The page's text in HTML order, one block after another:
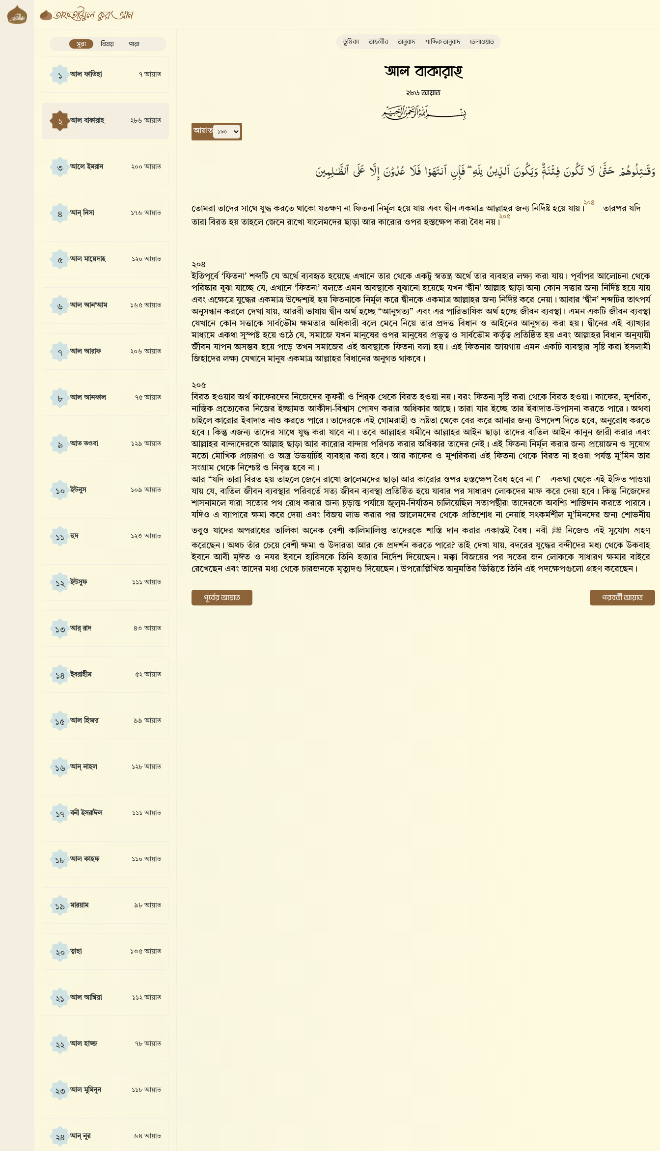
সূরা বিষয় পারা
১ আল ফাতিহা ৭ আয়াত
২ আল বাকারাহ ২৮৬ আয়াত
৩ আলে ইমরান ২০০ আয়াত
৪ আন্ নিসা ১৭৬ আয়াত
৫ আল মায়েদাহ ১২০ আয়াত
৬ আল আন'আম ১৬৫ আয়াত
৭ আল আরাফ ২০৬ আয়াত
৮ আল আনফাল ৭৫ আয়াত
৯ আত তওবা ১২৯ আয়াত
১০ ইউনুস ১০৯ আয়াত
১১ হুদ ১২৩ আয়াত
১২ ইউসুফ ১১১ আয়াত
১৩ আর্ রাদ ৪৩ আয়াত
১৪ ইবরাহীম ৫২ আয়াত
১৫ আল হিজর ৯৯ আয়াত
১৬ আন্ নাহল ১২৮ আয়াত
১৭ বনী ইসরাঈল ১১১ আয়াত
১৮ আল কাহফ ১১০ আয়াত
১৯ মারয়াম ৯৮ আয়াত
২০ ত্বাহা ১৩৫ আয়াত
২১ আল আম্বিয়া ১১২ আয়াত
২২ আল হাজ্জ ৭৮ আয়াত
২৩ আল মুমিনূন ১১৮ আয়াত
২৪ আন্ নূর ৬৪ আয়াত
ভূমিকা তাফসীর অনুবাদ শাব্দিক অনুবাদ তেলাওয়াত
আল বাকারাহ
২৮৬ আয়াত
আয়াত
وَقَـٰتِلُوهُمْ حَتَّىٰ لَا تَكُونَ فِتْنَةٌۭ وَيَكُونَ ٱلدِّينُ لِلَّهِ ۖ فَإِنِ ٱنتَهَوْا۟ فَلَا عُدْوَٰنَ إِلَّا عَلَى ٱلظَّـٰلِمِينَ
তোমরা তাদের সাথে যুদ্ধ করতে থাকো যতক্ষণ না ফিতনা নির্মূল হয়ে যায় এবং দ্বীন একমাত্র আল্লাহ‌র জন্য নির্দিষ্ট হয়ে যায়।
২০৪
তারপর যদি
তারা বিরত হয় তাহলে জেনে রাখো যালেমদের ছাড়া আর কারোর ওপর হস্তক্ষেপ করা বৈধ নয়।
২০৫
২০৪
ইতিপূর্বে ‘ফিতনা’ শব্দটি যে অর্থে ব্যবহৃত হয়েছে এখানে তার থেকে একটু স্বতন্ত্র অর্থে তার ব্যবহার লক্ষ্য করা যায়। পূর্বাপর আলোচনা থেকে
পরিষ্কার বুঝা যাচ্ছে যে, এখানে ‘ফিতনা’ বলতে এমন অবস্থাকে বুঝানো হয়েছে যখন ‘দ্বীন’ আল্লাহ‌ ছাড়া অন্য কোন সত্তার জন্য নির্দিষ্ট হয়ে যায়
এবং এক্ষেত্রে যুদ্ধের একমাত্র উদ্দেশ্যই হয় ফিতনাকে নির্মূল করে দ্বীনকে একমাত্র আল্লাহর জন্য নির্দিষ্ট করে নেয়া। আবার ‘দ্বীন’ শব্দটির তাৎপর্য
অনুসন্ধান করলে দেখা যায়, আরবী ভাষায় দ্বীন অর্থ হচ্ছে “আনুগত্য” এবং এর পারিভাষিক অর্থ হচ্ছে জীবন ব্যবস্থা। এমন একটি জীবন ব্যবস্থা
যেখানে কোন সত্তাকে সার্বভৌম ক্ষমতার অধিকারী বলে মেনে নিয়ে তার প্রদত্ত বিধান ও আইনের আনুগত্য করা হয়। দ্বীনের এই ব্যাখ্যার
মাধ্যমে একথা সুস্পষ্ট হয়ে ওঠে যে, সমাজে যখন মানুষের ওপর মানুষের প্রভুত্ব ও সার্বভৌম কর্তৃত্ব প্রতিষ্ঠিত হয় এবং আল্লাহর বিধান অনুযায়ী
জীবন যাপন অসম্ভব হয়ে পড়ে তখন সমাজের এই অবস্থাকে ফিতনা বলা হয়। এই ফিতনার জায়গায় এমন একটি ব্যবস্থার সৃষ্টি করা ইসলামী
জিহাদের লক্ষ্য যেখানে মানুষ একমাত্র আল্লাহর বিধানের অনুগত থাকবে।
২০৫
বিরত হওয়ার অর্থ কাফেরদের নিজেদের কুফরী ও শির্‌ক থেকে বিরত হওয়া নয়। বরং ফিতনা সৃষ্টি করা থেকে বিরত হওয়া। কাফের, মুশরিক,
নাস্তিক প্রত্যেকের নিজের ইচ্ছামত আকীদা-বিশ্বাস পোষণ করার অধিকার আছে। তারা যার ইচ্ছে তার ইবাদাত-উপাসনা করতে পারে। অথবা
চাইলে কারোর ইবাদাত নাও করতে পারে। তাদেরকে এই গোমরাহী ও ভ্রষ্টতা থেকে বের করে আনার জন্য উপদেশ দিতে হবে, অনুরোধ করতে
হবে। কিন্তু এজন্য তাদের সাথে যুদ্ধ করা যাবে না। তবে আল্লাহর যমীনে আল্লাহর আইন ছাড়া তাদের বাতিল আইন কানুন জারী করার এবং
আল্লাহর বান্দাদেরকে আল্লাহ‌ ছাড়া আর কারোর বান্দায় পরিণত করার অধিকার তাদের নেই। এই ফিতনা নির্মূল করার জন্য প্রয়োজন ও সুযোগ
মতো মৌখিক প্রচারণা ও অস্ত্র উভয়টিই ব্যবহার করা হবে। আর কাফের ও মুশরিকরা এই ফিতনা থেকে বিরত না হওয়া পর্যন্ত মু’মিন তার
সংগ্রাম থেকে নিশ্চেষ্ট ও নিবৃত্ত হবে না।
আর “যদি তারা বিরত হয় তাহলে জেনে রাখো জালেমদের ছাড়া আর কারোর ওপর হস্তক্ষেপ বৈধ হবে না।” – একথা থেকে এই ইঙ্গিত পাওয়া
যায় যে, বাতিল জীবন ব্যবস্থার পরিবর্তে সত্য জীবন ব্যবস্থা প্রতিষ্ঠিত হয়ে যাবার পর সাধারণ লোকদের মাফ করে দেয়া হবে। কিন্তু নিজেদের
শাসনামলে যারা সত্যের পথ রোধ করার জন্য চূড়ান্ত পর্যায়ে জুলুম-নির্যাতন চালিয়েছিল সত্যপন্থীরা তাদেরকে অবশ্যি শাস্তিদান করতে পারবে।
যদিও এ ব্যাপারে ক্ষমা করে দেয়া এবং বিজয় লাভ করার পর জালেমদের থেকে প্রতিশোধ না নেয়াই সৎকর্মশীল মু’মিনদের জন্য শোভনীয়
তবুও যাদের অপরাধের তালিকা অনেক বেশী কালিমালিপ্ত তাদেরকে শাস্তি দান করার একান্তই বৈধ। নবী ﷺ নিজেও এই সুযোগ গ্রহণ
করেছেন। অথচ তাঁর চেয়ে বেশী ক্ষমা ও উদারতা আর কে প্রদর্শন করতে পারে? তাই দেখা যায়, বদরের যুদ্ধের বন্দীদের মধ্য থেকে উকবাহ
ইবনে আবী মূঈত ও নযর ইবনে হারিসকে তিনি হত্যার নির্দেশ দিয়েছেন। মক্কা বিজয়ের পর সতের জন লোককে সাধারণ ক্ষমার বাইরে
রেখেছেন এবং তাদের মধ্য থেকে চারজনকে মৃত্যুদণ্ড দিয়েছেন। উপরোল্লিখিত অনুমতির ভিত্তিতে তিনি এই পদক্ষেপগুলো গ্রহণ করেছেন।
পূর্বের আয়াত পরবর্তী আয়াত